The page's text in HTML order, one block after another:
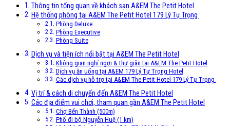
Thông tin tổng quan về khách sạn A&EM The Petit Hotel
Hệ thống phòng tại A&EM The Petit Hotel 179 Lý Tự Trọng
Phòng Deluxe
Phòng Executive
Phòng Suite
Dịch vụ và tiện ích nổi bật tại A&EM The Petit Hotel
Không gian nghỉ ngơi & thư giãn tại A&EM The Petit Hotel
Dịch vụ ăn uống tại A&EM 179 Lý Tự Trọng Hotel
Các dịch vụ hỗ trợ tại A&EM The Petit Hotel 179 Lý Tự Trọng
Vị trí & cách di chuyển đến A&EM The Petit Hotel
Các địa điểm vui chơi, tham quan gần A&EM The Petit Hotel
Chợ Bến Thành (500m)
Phố đi bộ Nguyễn Huệ (1 km)